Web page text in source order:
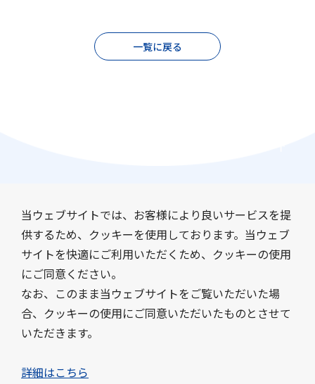
一覧に戻る
会社情報
事業紹介
サステナビリティ
採用情報
ニュース
お問い合わせ
サイトマップ
当ウェブサイトでは、お客様により良いサービスを提
供するため、クッキーを使用しております。当ウェブ
サイトを快適にご利用いただくため、クッキーの使用
にご同意ください。
なお、このまま当ウェブサイトをご覧いただいた場
合、クッキーの使用にご同意いただいたものとさせて
いただきます。
詳細はこちら